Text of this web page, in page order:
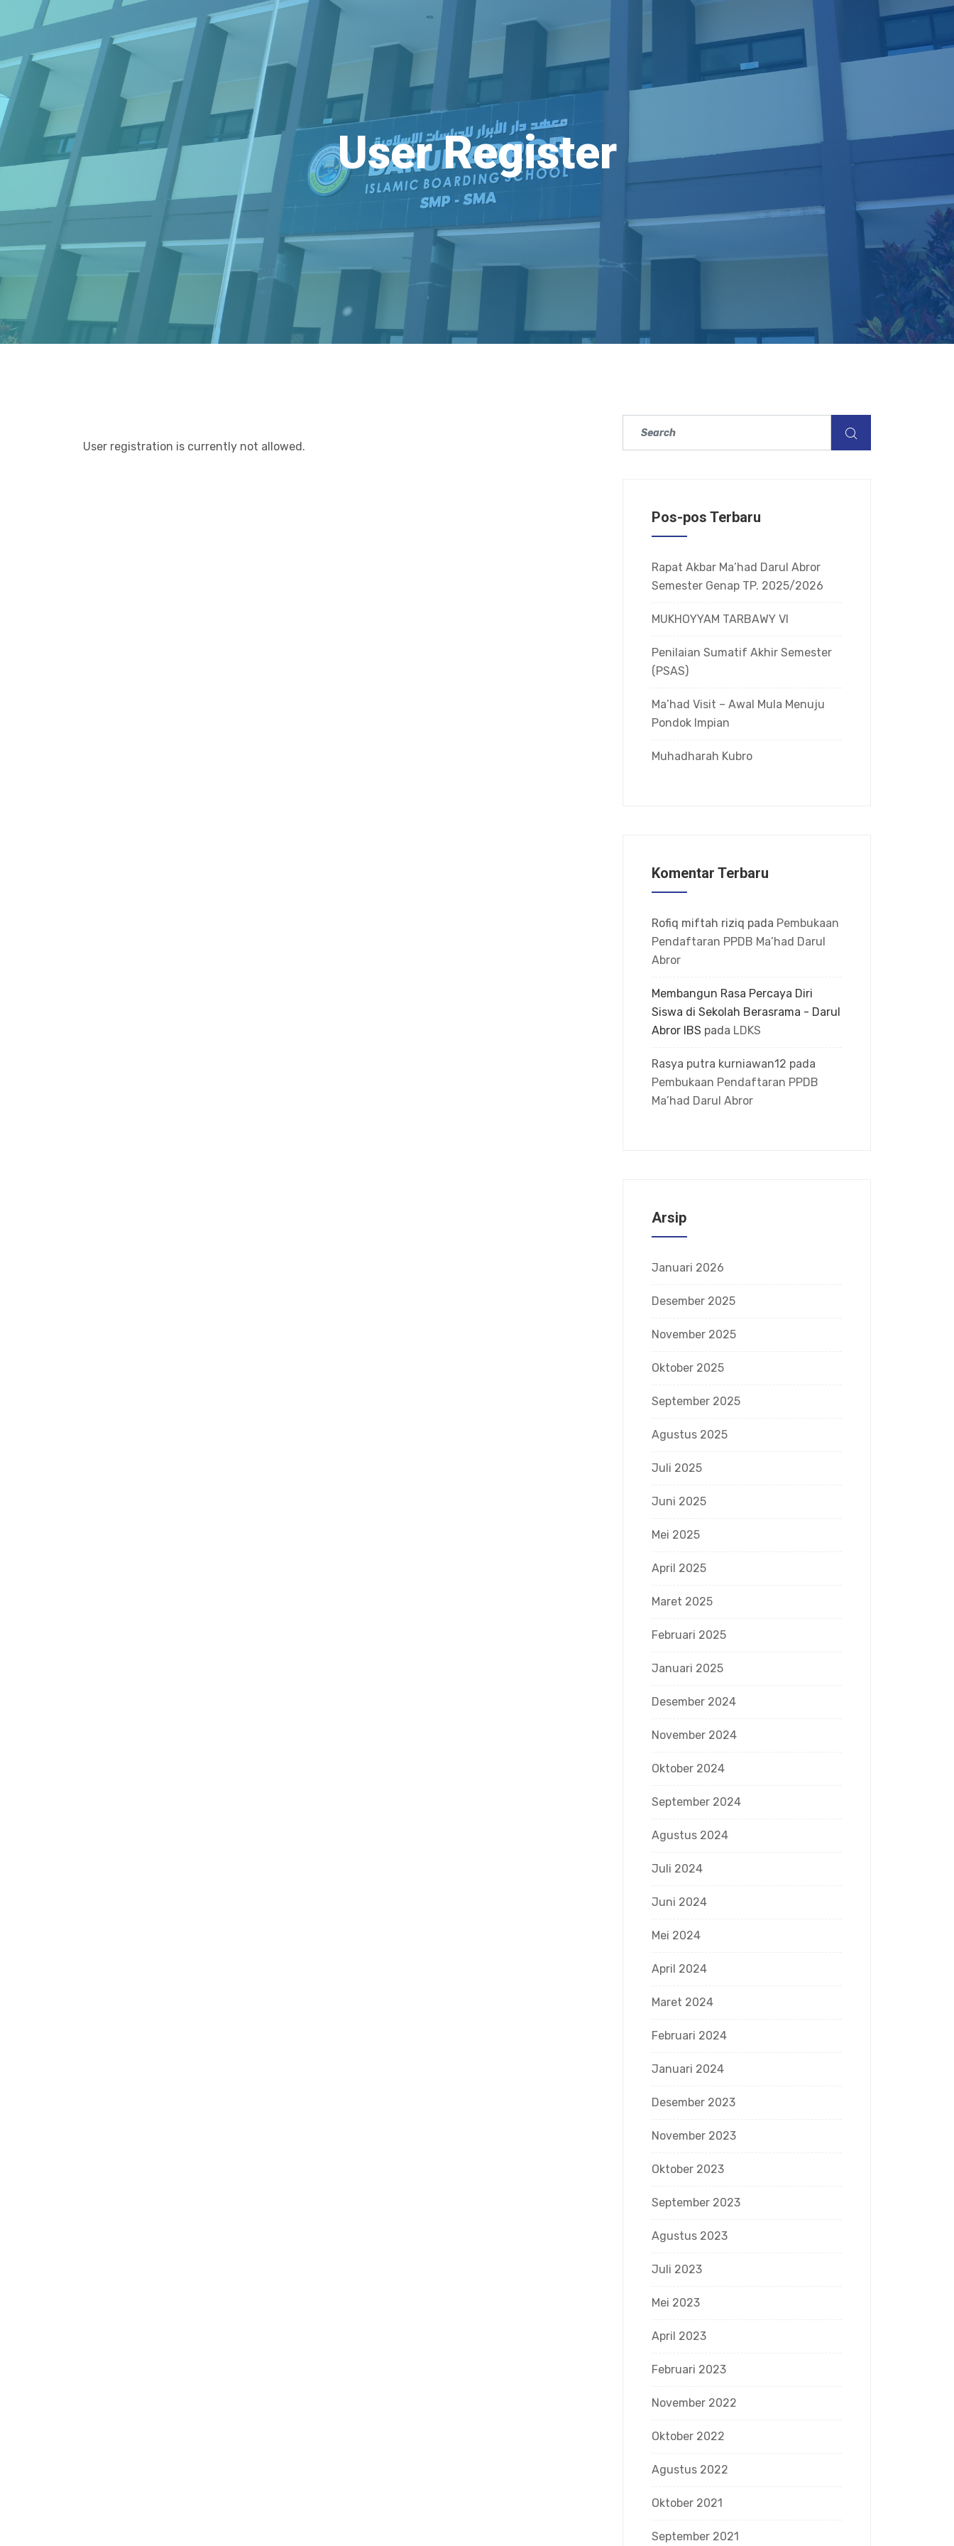
User Register
User registration is currently not allowed.
Pos-pos Terbaru
Rapat Akbar Ma’had Darul Abror
Semester Genap TP. 2025/2026
MUKHOYYAM TARBAWY VI
Penilaian Sumatif Akhir Semester
(PSAS)
Ma’had Visit – Awal Mula Menuju
Pondok Impian
Muhadharah Kubro
Komentar Terbaru
Rofiq miftah riziq pada Pembukaan
Pendaftaran PPDB Ma’had Darul
Abror
Membangun Rasa Percaya Diri
Siswa di Sekolah Berasrama - Darul
Abror IBS pada LDKS
Rasya putra kurniawan12 pada
Pembukaan Pendaftaran PPDB
Ma’had Darul Abror
Arsip
Januari 2026
Desember 2025
November 2025
Oktober 2025
September 2025
Agustus 2025
Juli 2025
Juni 2025
Mei 2025
April 2025
Maret 2025
Februari 2025
Januari 2025
Desember 2024
November 2024
Oktober 2024
September 2024
Agustus 2024
Juli 2024
Juni 2024
Mei 2024
April 2024
Maret 2024
Februari 2024
Januari 2024
Desember 2023
November 2023
Oktober 2023
September 2023
Agustus 2023
Juli 2023
Mei 2023
April 2023
Februari 2023
November 2022
Oktober 2022
Agustus 2022
Oktober 2021
September 2021